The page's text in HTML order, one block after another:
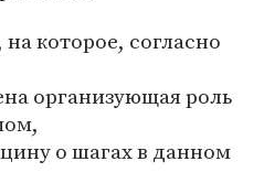
которое, согласно
организующая роль
о шагах в данном